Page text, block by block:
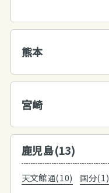
熊本
宮崎
鹿児島(13)
天文館通(10) 国分(1)